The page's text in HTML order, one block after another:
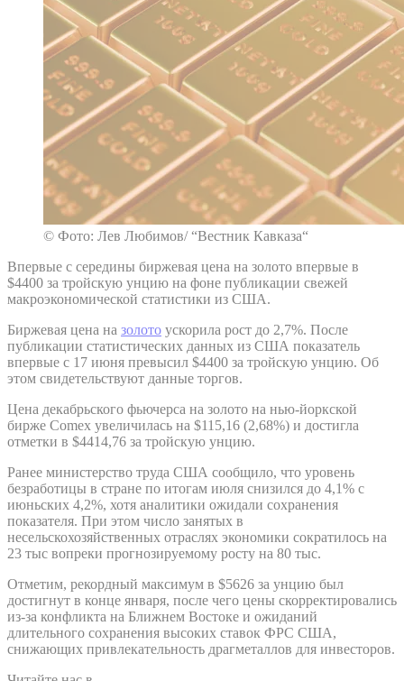
© Фото: Лев Любимов/ “Вестник Кавказа“
Впервые с середины биржевая цена на золото впервые в
$4400 за тройскую унцию на фоне публикации свежей
макроэкономической статистики из США.
Биржевая цена на золото ускорила рост до 2,7%. После
публикации статистических данных из США показатель
впервые с 17 июня превысил $4400 за тройскую унцию. Об
этом свидетельствуют данные торгов.
Цена декабрьского фьючерса на золото на нью-йоркской
бирже Comex увеличилась на $115,16 (2,68%) и достигла
отметки в $4414,76 за тройскую унцию.
Ранее министерство труда США сообщило, что уровень
безработицы в стране по итогам июля снизился до 4,1% с
июньских 4,2%, хотя аналитики ожидали сохранения
показателя. При этом число занятых в
несельскохозяйственных отраслях экономики сократилось на
23 тыс вопреки прогнозируемому росту на 80 тыс.
Отметим, рекордный максимум в $5626 за унцию был
достигнут в конце января, после чего цены скорректировались
из-за конфликта на Ближнем Востоке и ожиданий
длительного сохранения высоких ставок ФРС США,
снижающих привлекательность драгметаллов для инвесторов.